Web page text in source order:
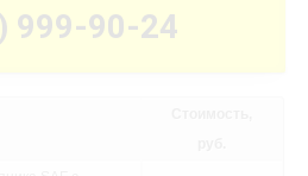
999-90-24